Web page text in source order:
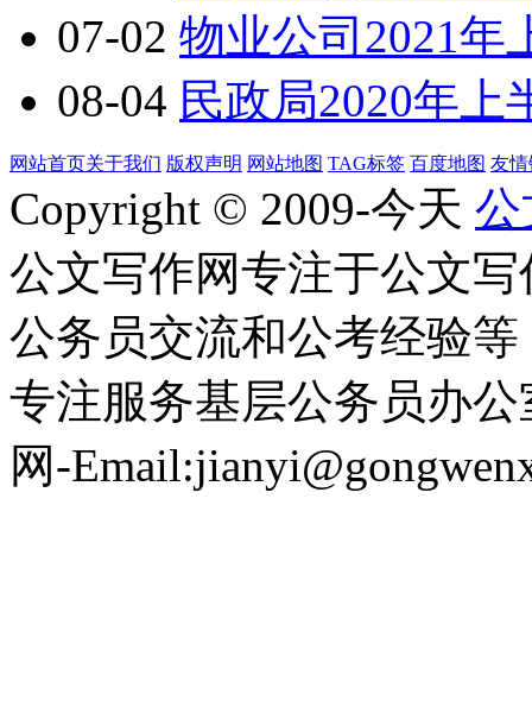
07-02 物业公司2021年
08-04 民政局2020年上
网站首页关于我们 版权声明 网站地图 TAG标签 百度地图 友
Copyright © 2009-今天 公
公文写作网专注于公文
公务员交流和公考经验等
专注服务基层公务员办
网-